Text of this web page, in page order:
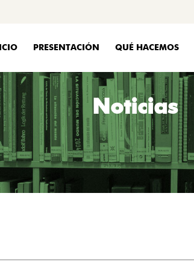
PRESENTACIÓN QUÉ HACEMOS
Noticias